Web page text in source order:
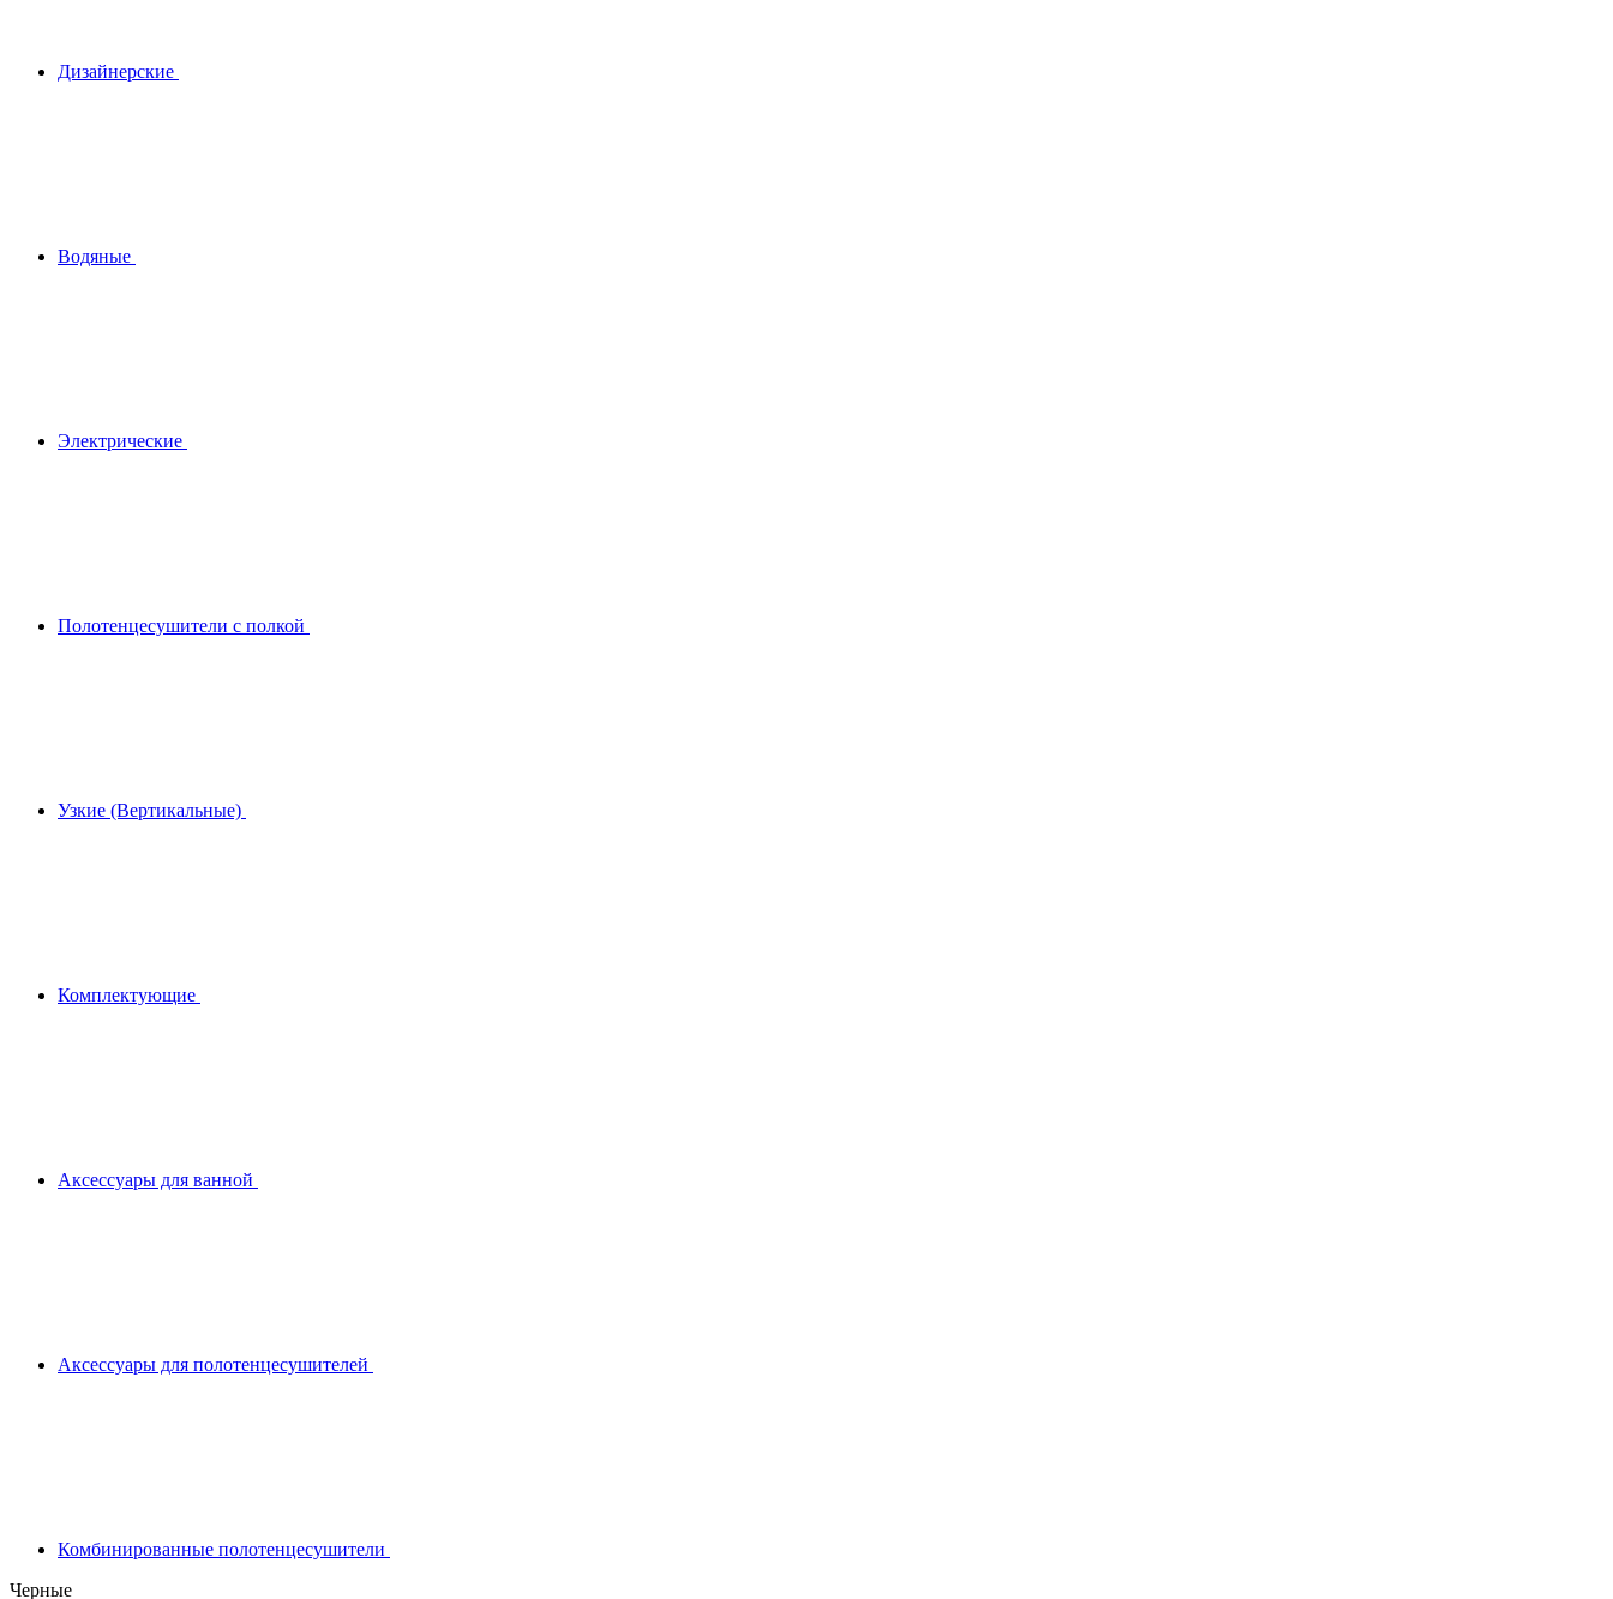
Дизайнерские
Водяные
Электрические
Полотенцесушители с полкой
Узкие (Вертикальные)
Комплектующие
Аксессуары для ванной
Аксессуары для полотенцесушителей
Комбинированные полотенцесушители
Черные